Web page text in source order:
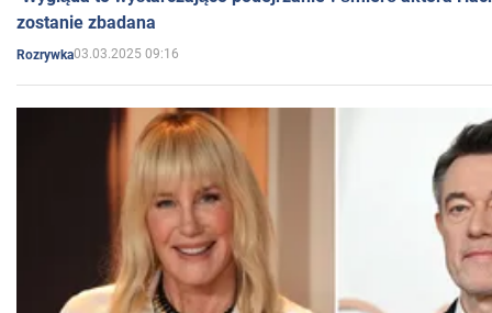
zostanie zbadana
Rozrywka03.03.2025 09:16